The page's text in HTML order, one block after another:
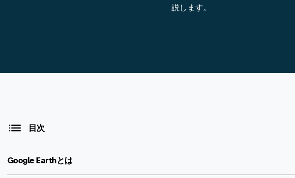
説します。
目次
Google Earthとは